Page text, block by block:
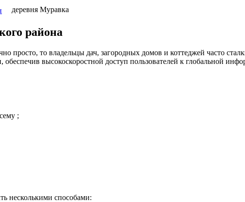
деревня Муравка
района
просто, то владельцы дач, загородных домов и коттеджей часто
высокоскоростной доступ пользователей к глобальной
;
несколькими способами: